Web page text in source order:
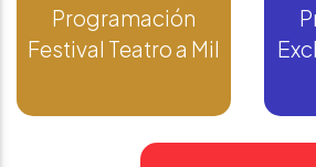
Programación
Festival Teatro a Mil